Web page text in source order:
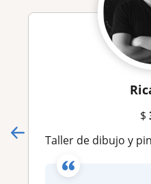
$
Taller de dibujo y pintura.